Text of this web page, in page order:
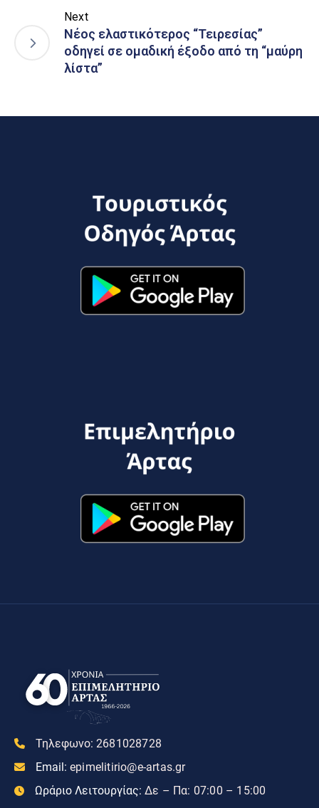
Next
Νέος ελαστικότερος “Τειρεσίας”
οδηγεί σε ομαδική έξοδο από τη “μαύρη
λίστα”
Τηλεφωνο: 2681028728
Email: epimelitirio@e-artas.gr
Ωράριο Λειτουργίας: Δε – Πα: 07:00 – 15:00